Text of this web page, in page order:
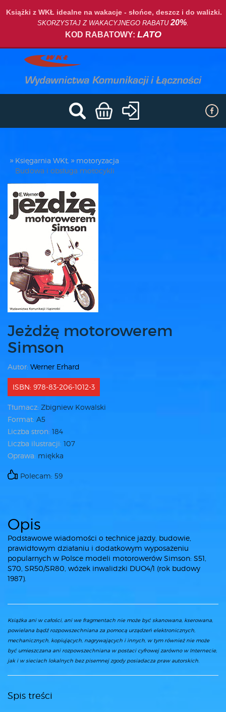
Książki z WKŁ idealne na wakacje - słońce, deszcz i do walizki.
SKORZYSTAJ Z WAKACYJNEGO RABATU20%.
KOD RABATOWY: LATO
Księgarnia WKŁ
motoryzacja
Budowa i obsługa motocykli
Jeżdżę motorowerem
Simson
Autor: Werner Erhard
ISBN: 978-83-206-1012-3
Tłumacz: Zbigniew Kowalski
Format: A5
Liczba stron: 184
Liczba ilustracji: 107
Oprawa: miękka
Polecam: 59
Opis
Podstawowe wiadomości o technice jazdy, budowie,
prawidłowym działaniu i dodatkowym wyposażeniu
popularnych w Polsce modeli motorowerów Simson: S51,
S70, SR50/SR80, wózek inwalidzki DUO4/1 (rok budowy
1987).
Książka ani w całości, ani we fragmentach nie może być skanowana, kserowana,
powielana bądź rozpowszechniana za pomocą urządzeń elektronicznych,
mechanicznych, kopiujących, nagrywających i innych, w tym również nie może
być umieszczana ani rozpowszechniana w postaci cyfrowej zarówno w Internecie,
jak i w sieciach lokalnych bez pisemnej zgody posiadacza praw autorskich.
Spis treści